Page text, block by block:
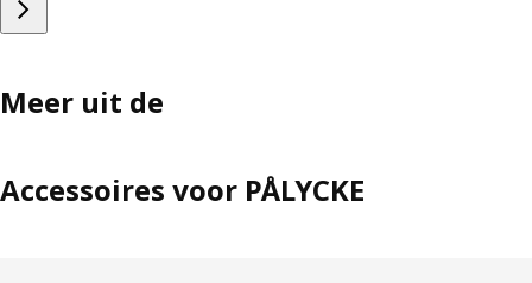
Meer uit de
Accessoires voor PÅLYCKE